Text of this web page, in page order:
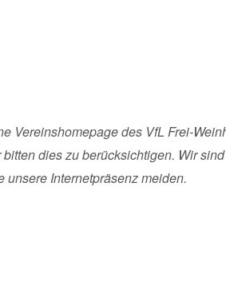
Vereinshomepage des VfL Frei-
dies zu berücksichtigen. Wir
unsere Internetpräsenz meiden.